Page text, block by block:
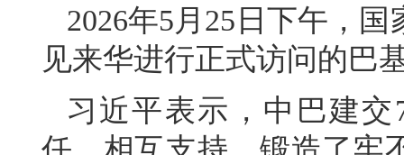
2026年5月25日下午，
见来华进行正式访问的巴
习近平表示，中巴建